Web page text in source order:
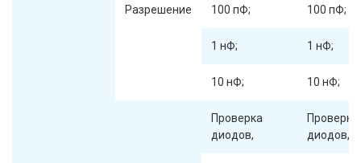
Разрешение 100 пФ; 100 пФ;
1 нФ; 1 нФ;
10 нФ; 10 нФ;
Проверка
диодов,
Проверка
диодов,